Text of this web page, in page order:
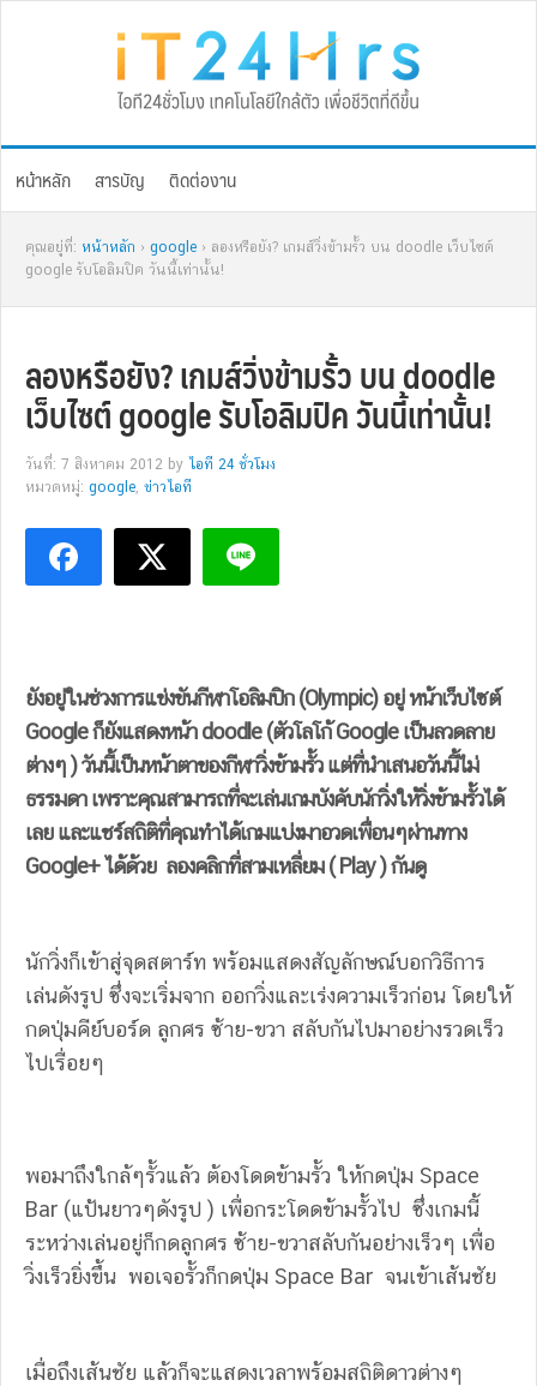
หน้าหลัก สารบัญ ติดต่องาน
คุณอยู่ที่: หน้าหลัก › google › ลองหรือยัง? เกมส์วิ่งข้ามรั้ว บน doodle เว็บไซต์
google รับโอลิมปิค วันนี้เท่านั้น!
ลองหรือยัง? เกมส์วิ่งข้ามรั้ว บน doodle
เว็บไซต์ google รับโอลิมปิค วันนี้เท่านั้น!
วันที่: 7 สิงหาคม 2012 by ไอที 24 ชั่วโมง
หมวดหมู่: google, ข่าวไอที
ยังอยู่ในช่วงการแข่งขันกีฬาโอลิมปิก (Olympic) อยู่ หน้าเว็บไซต์
Google ก็ยังแสดงหน้า doodle (ตัวโลโก้ Google เป็นลวดลาย
ต่างๆ ) วันนี้เป็นหน้าตาของกีฬาวิ่งข้ามรั้ว แต่ที่นำเสนอวันนี้ไม่
ธรรมดา เพราะคุณสามารถที่จะเล่นเกมบังคับนักวิ่งให้วิ่งข้ามรั้วได้
เลย และแชร์สถิติที่คุณทำได้เกมแบ่งมาอวดเพื่อนๆผ่านทาง
Google+ ได้ด้วย ลองคลิกที่สามเหลี่ยม ( Play ) กันดู
นักวิ่งก็เข้าสู่จุดสตาร์ท พร้อมแสดงสัญลักษณ์บอกวิธีการ
เล่นดังรูป ซึ่งจะเริ่มจาก ออกวิ่งและเร่งความเร็วก่อน โดยให้
กดปุ่มคีย์บอร์ด ลูกศร ซ้าย-ขวา สลับกันไปมาอย่างรวดเร็ว
ไปเรื่อยๆ
พอมาถึงใกล้ๆรั้วแล้ว ต้องโดดข้ามรั้ว ให้กดปุ่ม Space
Bar (แป้นยาวๆดังรูป ) เพื่อกระโดดข้ามรั้วไป ซึ่งเกมนี้
ระหว่างเล่นอยู่ก็กดลูกศร ซ้าย-ขวาสลับกันอย่างเร็วๆ เพื่อ
วิ่งเร็วยิ่งขึ้น พอเจอรั้วก็กดปุ่ม Space Bar จนเข้าเส้นชัย
เมื่อถึงเส้นชัย แล้วก็จะแสดงเวลาพร้อมสถิติดาวต่างๆ